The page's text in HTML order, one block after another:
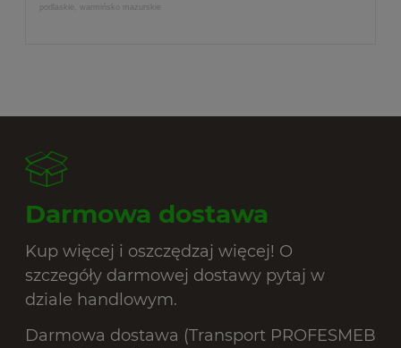
podlaskie, warmińsko mazurskie
Darmowa dostawa
Kup więcej i oszczędzaj więcej! O
szczegóły darmowej dostawy pytaj w
dziale handlowym.
Darmowa dostawa (Transport PROFESMEB